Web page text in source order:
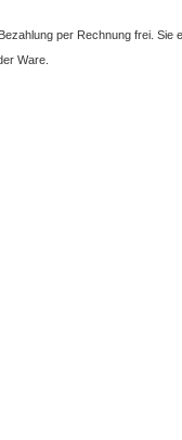
per Rechnung frei.
Ware.